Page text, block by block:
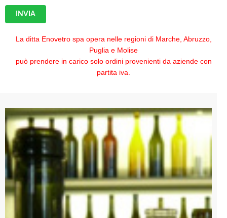
INVIA
La ditta Enovetro spa opera nelle regioni di Marche, Abruzzo,
Puglia e Molise
può prendere in carico solo ordini provenienti da aziende con
partita iva.